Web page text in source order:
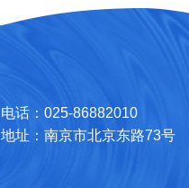
电话：025-86882010
地址：南京市北京东路73号